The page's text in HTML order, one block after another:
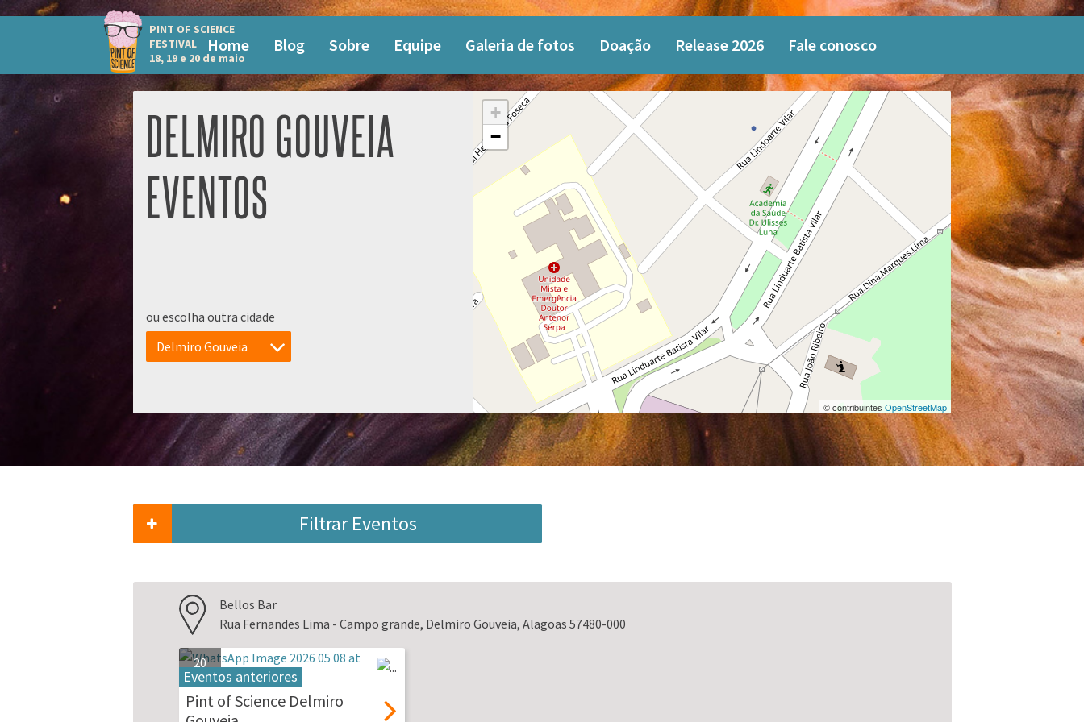
PINT OF SCIENCE
FESTIVAL
18, 19 e 20 de maio
Home Blog Sobre Equipe Galeria de fotos Doação Release 2026 Fale conosco
DELMIRO GOUVEIA
EVENTOS
ou escolha outra cidade
Delmiro Gouveia
+
−
© contribuintesOpenStreetMap
Filtrar Eventos
Bellos Bar
Rua Fernandes Lima - Campo grande, Delmiro Gouveia, Alagoas 57480-000
20
mai.
2026
Eventos anteriores
Pint of Science Delmiro